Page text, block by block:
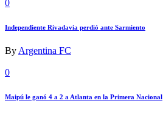
0
Independiente Rivadavia perdió ante Sarmiento
ByArgentina FC
0
Maipú le ganó 4 a 2 a Atlanta en la Primera Nacional